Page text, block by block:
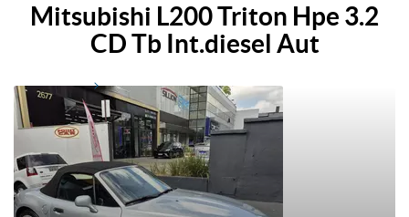
Mitsubishi L200 Triton Hpe 3.2
CD Tb Int.diesel Aut